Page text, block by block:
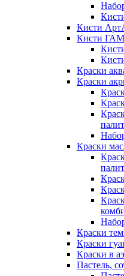
Кисти
Кисти
Краски
Краски
Краски
Краски
Краски
Краски в
Пастель,